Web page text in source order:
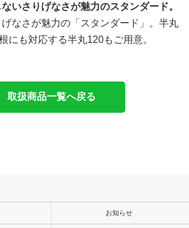
いさりげなさが魅力のスタンダード。
なさが魅力の「スタンダード」。半丸
にも対応する半丸120もご用意。
取扱商品一覧へ戻る
お知らせ